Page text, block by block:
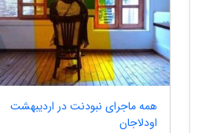
همه ماجرای نبودنت در اردیبهشت
اودلاجان